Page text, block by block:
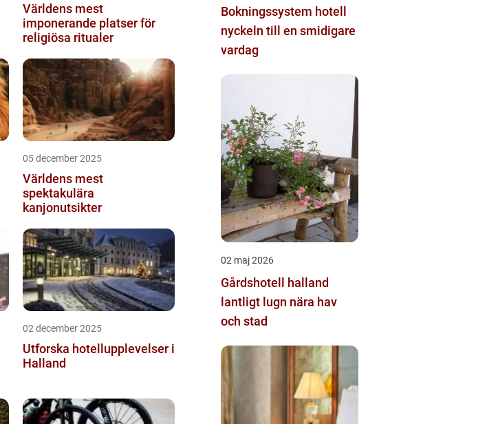
Världens mest
imponerande platser för
religiösa ritualer
05 december 2025
Världens mest
spektakulära
kanjonutsikter
02 december 2025
Utforska hotellupplevelser i
Halland
Bokningssystem hotell
nyckeln till en smidigare
vardag
02 maj 2026
Gårdshotell halland
lantligt lugn nära hav
och stad